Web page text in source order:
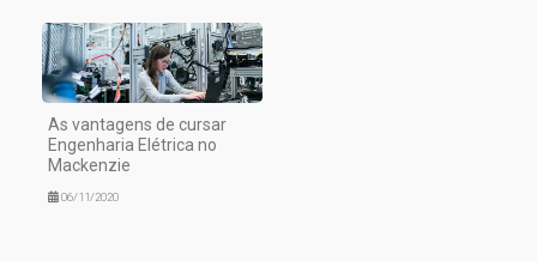
As vantagens de cursar
Engenharia Elétrica no
Mackenzie
06/11/2020